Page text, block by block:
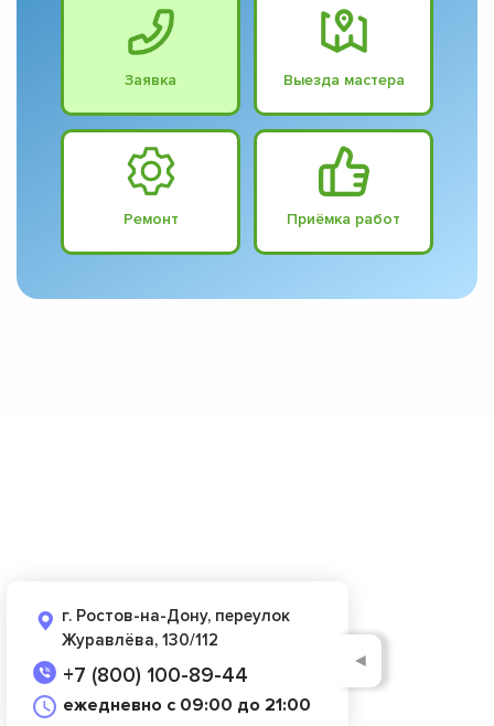
Заявка Выезда мастера
Ремонт Приёмка работ
г. Ростов-на-Дону, переулок
Журавлёва, 130/112
+7 (800) 100-89-44
ежедневно с 09:00 до 21:00
◄